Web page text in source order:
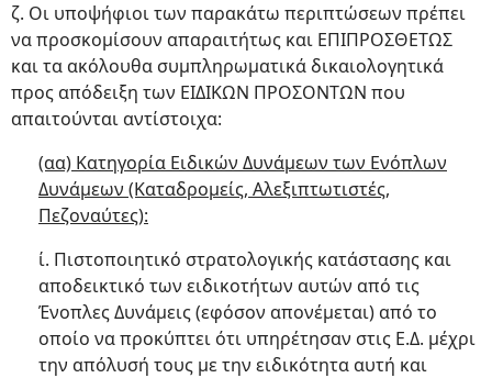
ζ. Οι υποψήφιοι των παρακάτω περιπτώσεων πρέπει
να προσκομίσουν απαραιτήτως και ΕΠΙΠΡΟΣΘΕΤΩΣ
και τα ακόλουθα συμπληρωματικά δικαιολογητικά
προς απόδειξη των ΕΙΔΙΚΩΝ ΠΡΟΣΟΝΤΩΝ που
απαιτούνται αντίστοιχα:
(αα) Κατηγορία Ειδικών Δυνάμεων των Ενόπλων
Δυνάμεων (Καταδρομείς, Αλεξιπτωτιστές,
Πεζοναύτες):
ί. Πιστοποιητικό στρατολογικής κατάστασης και
αποδεικτικό των ειδικοτήτων αυτών από τις
Ένοπλες Δυνάμεις (εφόσον απονέμεται) από το
οποίο να προκύπτει ότι υπηρέτησαν στις Ε.Δ. μέχρι
την απόλυσή τους με την ειδικότητα αυτή και